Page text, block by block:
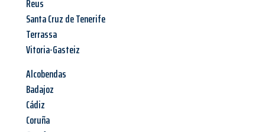
Reus
Santa Cruz de Tenerife
Terrassa
Vitoria-Gasteiz
Alcobendas
Badajoz
Cádiz
Coruña